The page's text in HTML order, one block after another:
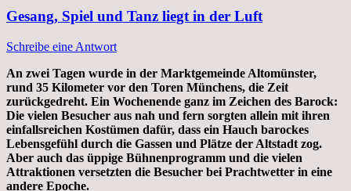
Gesang, Spiel und Tanz liegt in der Luft
Schreibe eine Antwort
An zwei Tagen wurde in der Marktgemeinde Altomünster,
rund 35 Kilometer vor den Toren Münchens, die Zeit
zurückgedreht. Ein Wochenende ganz im Zeichen des Barock:
Die vielen Besucher aus nah und fern sorgten allein mit ihren
einfallsreichen Kostümen dafür, dass ein Hauch barockes
Lebensgefühl durch die Gassen und Plätze der Altstadt zog.
Aber auch das üppige Bühnenprogramm und die vielen
Attraktionen versetzten die Besucher bei Prachtwetter in eine
andere Epoche.